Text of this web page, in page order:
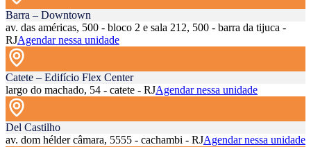
Barra – Downtown
av. das américas, 500 - bloco 2 e sala 212, 500 - barra da tijuca -
RJAgendar nessa unidade
Catete – Edifício Flex Center
largo do machado, 54 - catete - RJAgendar nessa unidade
Del Castilho
av. dom hélder câmara, 5555 - cachambi - RJAgendar nessa unidade